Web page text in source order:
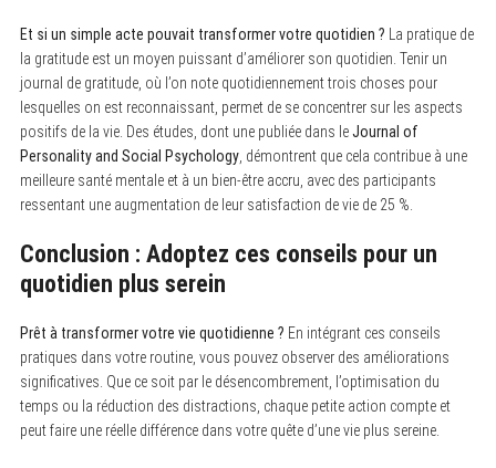
Et si un simple acte pouvait transformer votre quotidien ? La pratique de
la gratitude est un moyen puissant d’améliorer son quotidien. Tenir un
journal de gratitude, où l’on note quotidiennement trois choses pour
lesquelles on est reconnaissant, permet de se concentrer sur les aspects
positifs de la vie. Des études, dont une publiée dans leJournal of
Personality and Social Psychology, démontrent que cela contribue à une
meilleure santé mentale et à un bien-être accru, avec des participants
ressentant une augmentation de leur satisfaction de vie de 25 %.
Conclusion : Adoptez ces conseils pour un
quotidien plus serein
Prêt à transformer votre vie quotidienne ? En intégrant ces conseils
pratiques dans votre routine, vous pouvez observer des améliorations
significatives. Que ce soit par le désencombrement, l’optimisation du
temps ou la réduction des distractions, chaque petite action compte et
peut faire une réelle différence dans votre quête d’une vie plus sereine.